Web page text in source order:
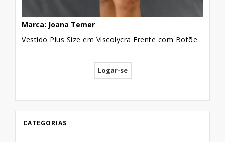
Marca: Joana Temer
Vestido Plus Size em Viscolycra Frente com Botões Preto com Viés [2011136]
Logar-se
CATEGORIAS